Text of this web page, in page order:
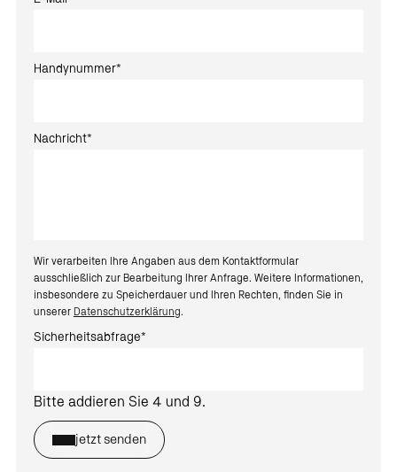
Handynummer*
Nachricht*
Wir verarbeiten Ihre Angaben aus dem Kontaktformular
ausschließlich zur Bearbeitung Ihrer Anfrage. Weitere Informationen,
insbesondere zu Speicherdauer und Ihren Rechten, finden Sie in
unserer Datenschutzerklärung.
Sicherheitsabfrage*
Bitte addieren Sie 4 und 9.
jetzt senden